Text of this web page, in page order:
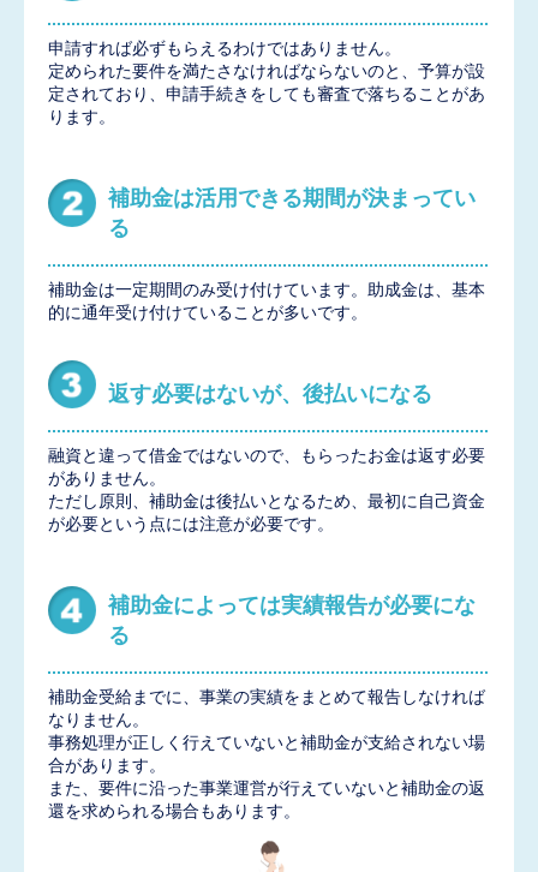
申請すれば必ずもらえるわけではありません。
定められた要件を満たさなければならないのと、予算が設
定されており、申請手続きをしても審査で落ちることがあ
ります。
補助金は活用できる期間が決まってい
る
補助金は一定期間のみ受け付けています。助成金は、基本
的に通年受け付けていることが多いです。
返す必要はないが、後払いになる
融資と違って借金ではないので、もらったお金は返す必要
がありません。
ただし原則、補助金は後払いとなるため、最初に自己資金
が必要という点には注意が必要です。
補助金によっては実績報告が必要にな
る
補助金受給までに、事業の実績をまとめて報告しなければ
なりません。
事務処理が正しく行えていないと補助金が支給されない場
合があります。
また、要件に沿った事業運営が行えていないと補助金の返
還を求められる場合もあります。